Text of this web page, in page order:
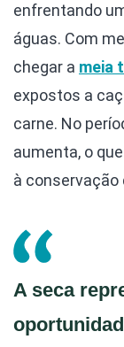
enfrentando
águas. Com
chegar a meia
expostos a
carne. No
aumenta, o
à conservação
A seca